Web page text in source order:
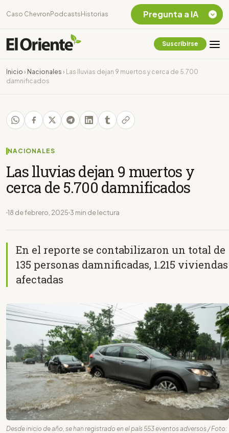
Caso Chevron Podcasts Historias
Suscribirse
Inicio › Nacionales ›
Las lluvias dejan 9 muertos y cerca de 5.700
damnificados
NACIONALES
Las lluvias dejan 9 muertos y
cerca de 5.700 damnificados
18 de febrero, 2025 3 min de lectura
En el reporte se contabilizaron un total de
135 personas damnificadas, 1.215 viviendas
afectadas
Desde inicio de año, se han registrado en el país 553 eventos adversos / Foto:
Pregunta a IA
Chevron Ecuador